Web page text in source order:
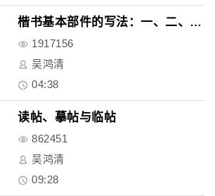
楷书基本部件的写法：一、二、工..
1917156
吴鸿清
04:38
读帖、摹帖与临帖
862451
吴鸿清
09:28